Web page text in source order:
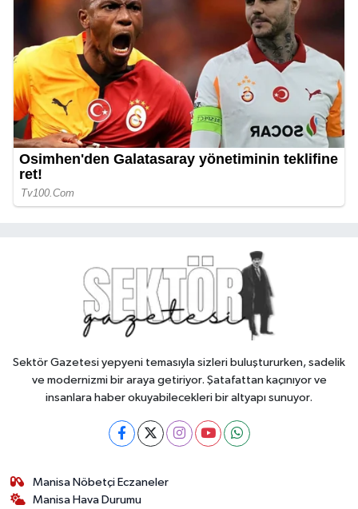
Sektör Gazetesi yepyeni temasıyla sizleri buluştururken, sadelik
ve modernizmi bir araya getiriyor. Şatafattan kaçınıyor ve
insanlara haber okuyabilecekleri bir altyapı sunuyor.
Manisa Nöbetçi Eczaneler
Manisa Hava Durumu